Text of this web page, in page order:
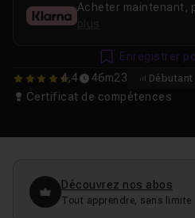
4.4 4,4 46m23 Débutant
Certificat de compétences
Acheter maintenant,
plus
Enregistrer
Découvrez nos abos
Tout apprendre, sans limite